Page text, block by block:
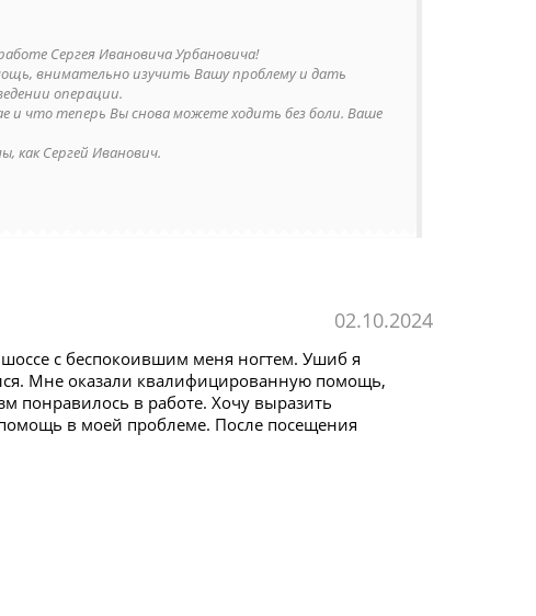
Сергея Ивановича Урбановича!
внимательно изучить Вашу проблему и дать
операции.
и что теперь Вы снова можете ходить без боли. Ваше
как Сергей Иванович.
02.10.2024
с беспокоившим меня ногтем. Ушиб я
Мне оказали квалифицированную помощь,
понравилось в работе. Хочу выразить
в моей проблеме. После посещения